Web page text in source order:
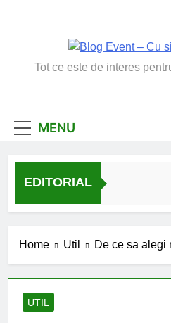
Blog
Tot ce este de interes
MENU
EDITORIAL
Home Util De ce sa alegi
UTIL